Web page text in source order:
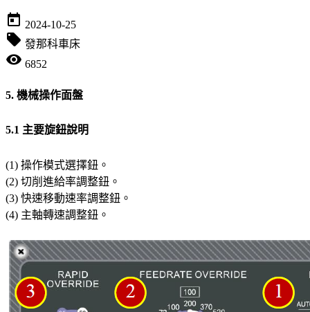
today 2024-10-25
local_offer 發那科車床
visibility 6852
5. 機械操作面盤
5.1 主要旋鈕說明
(1) 操作模式選擇鈕。
(2) 切削進給率調整鈕。
(3) 快速移動速率調整鈕。
(4) 主軸轉速調整鈕。